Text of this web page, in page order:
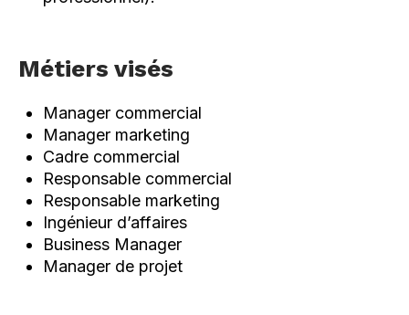
Métiers visés
Manager commercial
Manager marketing
Cadre commercial
Responsable commercial
Responsable marketing
Ingénieur d’affaires
Business Manager
Manager de projet